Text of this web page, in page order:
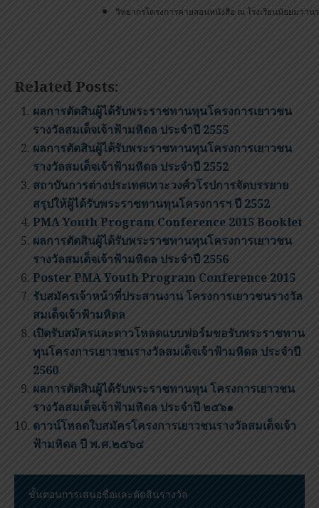
วิทยากรโครงการค่ายสอนหนังสือ ณ โรงเรียนมัธยมวา
Related Posts:
ผลการตัดสินผู้ได้รับพระราชทานทุนโครงการเยาวชน
รางวัลสมเด็จเจ้าฟ้ามหิดล ประจำปี 2555
ผลการตัดสินผู้ได้รับพระราชทานทุนโครงการเยาวชน
รางวัลสมเด็จเจ้าฟ้ามหิดล ประจำปี 2552
สถาบันการต่างประเทศเทวะวงศ์วโรปการจัดบรรยาย
สรุปให้ผู้ได้รับพระราชทานทุนโครงการฯ ปี 2552
PMA Youth Program Conference 2015 Booklet
ผลการตัดสินผู้ได้รับพระราชทานทุนโครงการเยาวชน
รางวัลสมเด็จเจ้าฟ้ามหิดล ประจำปี 2556
Poster PMA Youth Program Conference 2015
รับสมัครเจ้าหน้าที่ประสานงาน โครงการเยาวชนรางวัล
สมเด็จเจ้าฟ้ามหิดล
เปิดรับสมัครและดาวโหลดแบบฟอร์มขอรับพระราชทาน
ทุนโครงการเยาวชนรางวัลสมเด็จเจ้าฟ้ามหิดล ประจำปี
2560
ผลการตัดสินผู้ได้รับพระราชทานทุน โครงการเยาวชน
รางวัลสมเด็จเจ้าฟ้ามหิดล ประจำปี ๒๕๖๑
ดาวน์โหลดใบสมัครโครงการเยาวชนรางวัลสมเด็จเจ้า
ฟ้ามหิดล ปี พ.ศ.๒๕๖๔
ขั้นตอนการเสนอชื่อและตัดสินรางวัล